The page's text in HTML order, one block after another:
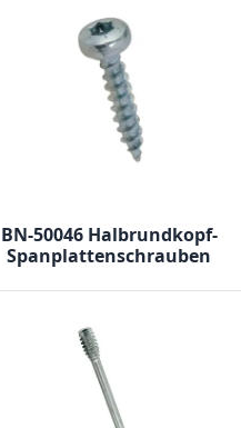
BN-50046 Halbrundkopf-
Spanplattenschrauben